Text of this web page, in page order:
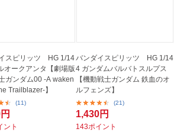
スピリッツ HG 1/14
オークアンタ【劇場版
ガンダム00 -A waken
Trailblazer-】
(11)
ント
バンダイスピリッツ HG 1/14
4 ガンダムバルバトスルプス
【機動戦士ガンダム 鉄血のオ
ルフェンズ】
(21)
1,430円
143ポイント